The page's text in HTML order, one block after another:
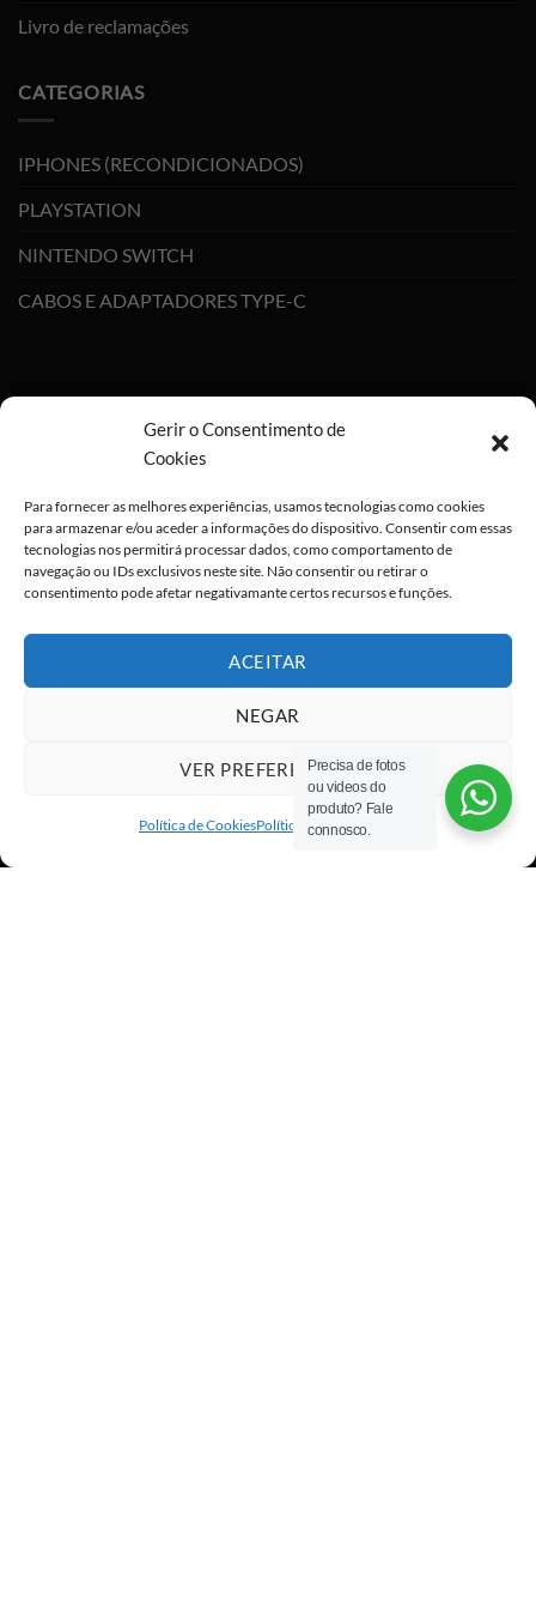
Gerir o Consentimento de
Cookies
Para fornecer as melhores experiências, usamos tecnologias como cookies
para armazenar e/ou aceder a informações do dispositivo. Consentir com essas
tecnologias nos permitirá processar dados, como comportamento de
navegação ou IDs exclusivos neste site. Não consentir ou retirar o
consentimento pode afetar negativamante certos recursos e funções.
ACEITAR
NEGAR
VER PREFERÊNCIAS
Política de CookiesPolítica de privacidade
Livro de reclamações
CATEGORIAS
IPHONES (RECONDICIONADOS)
PLAYSTATION
NINTENDO SWITCH
CABOS E ADAPTADORES TYPE-C
Stripe MasterCardCash
Copyright 2026 ©All rights reserved
Precisa de fotos
ou videos do
produto? Fale
connosco.